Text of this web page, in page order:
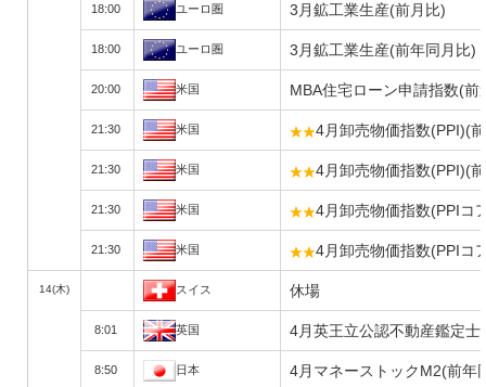
18:00 ユーロ圏 3月鉱工業生産(前月比)
18:00 ユーロ圏 3月鉱工業生産(前年同月比)
20:00 米国 MBA住宅ローン申請指数(
21:30 米国 4月卸売物価指数(PPI)(
21:30 米国 4月卸売物価指数(PPI)(
21:30 米国 4月卸売物価指数(PPIコ
21:30 米国 4月卸売物価指数(PPIコ
14(木) スイス 休場
8:01 英国 4月英王立公認不動産鑑定
8:50 日本 4月マネーストックM2(前年